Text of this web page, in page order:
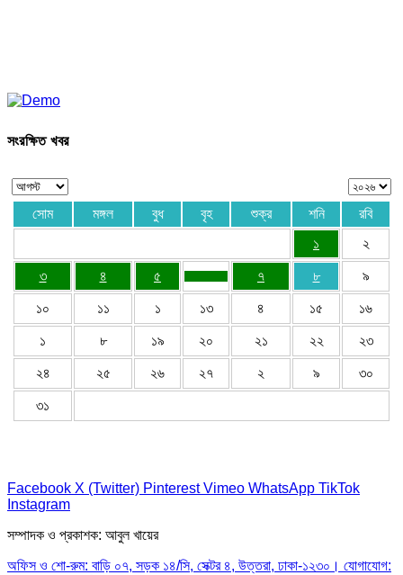
সংরক্ষিত খবর
সোম মঙ্গল বুধ বৃহ শুক্র শনি
রবি
১
২
৩ ৪ ৫ ৭ ৮ ৯
১০ ১১ ১ ১৩ ৪ ১৫ ১৬
১ ৮ ১৯ ২০ ২১ ২২ ২৩
২৪ ২৫ ২৬ ২৭ ২ ৯ ৩০
৩১
Facebook X (Twitter) Pinterest Vimeo WhatsApp TikTok
Instagram
সম্পাদক ও প্রকাশক: আবুল খায়ের
অফিস ও শো-রুম: বাড়ি ০৭, সড়ক ১৪/সি, সেক্টর ৪, উত্তরা, ঢাকা-১২৩০। যোগাযোগ: